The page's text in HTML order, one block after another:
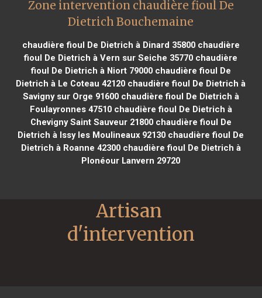
Zone intervention chaudière fioul De
Dietrich Bouchemaine
chaudière fioul De Dietrich à Dinard 35800chaudière
fioul De Dietrich à Vern sur Seiche 35770 chaudière
fioul De Dietrich à Niort 79000chaudière fioul De
Dietrich à Le Coteau 42120 chaudière fioul De Dietrich à
Savigny sur Orge 91600chaudière fioul De Dietrich à
Foulayronnes 47510chaudière fioul De Dietrich à
Chevigny Saint Sauveur 21800chaudière fioul De
Dietrich à Issy les Moulineaux 92130 chaudière fioul De
Dietrich à Roanne 42300chaudière fioul De Dietrich à
Plonéour Lanvern 29720
Artisan
d'intervention